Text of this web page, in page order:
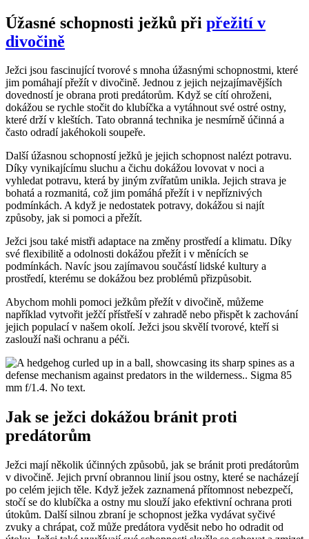
Úžasné schopnosti ježků při přežití v
divočině
Ježci jsou fascinující tvorové s mnoha úžasnými schopnostmi, které
jim pomáhají přežít v divočině. Jednou z jejich nejzajímavějších
dovedností je obrana proti predátorům. Když se cítí ohroženi,
dokážou se rychle stočit do klubíčka a vytáhnout své ostré ostny,
které drží v kleštích. Tato obranná technika je nesmírně účinná a
často odradí jakéhokoli soupeře.
Další úžasnou schopností ježků je jejich schopnost nalézt potravu.
Díky vynikajícímu sluchu a čichu dokážou lovovat v noci a
vyhledat potravu, která by jiným zvířatům unikla. Jejich strava je
bohatá a rozmanitá, což jim pomáhá přežít i v nepříznivých
podmínkách. A když je nedostatek potravy, dokážou si najít
způsoby, jak si pomoci a přežít.
Ježci jsou také mistři adaptace na změny prostředí a klimatu. Díky
své flexibilitě a odolnosti dokážou přežít i v měnících se
podmínkách. Navíc jsou zajímavou součástí lidské kultury a
prostředí, kterému se dokážou bez problémů přizpůsobit.
Abychom mohli pomoci ježkům přežít v divočině, můžeme
například vytvořit ježčí přístřeší v zahradě nebo přispět k zachování
jejich populací v našem okolí. Ježci jsou skvělí tvorové, kteří si
zaslouží naši ochranu a péči.
Jak se ježci dokážou bránit proti
predátorům
Ježci mají několik účinných způsobů, jak se bránit proti predátorům
v divočině. Jejich první obrannou linií jsou ostny, které se nacházejí
po celém jejich těle. Když ježek zaznamená přítomnost nebezpečí,
stočí se do klubíčka a ostny mu slouží jako efektivní ochrana proti
útokům. Další silnou zbraní je schopnost ježka vydávat syčivé
zvuky a chrápat, což může predátora vyděsit nebo ho odradit od